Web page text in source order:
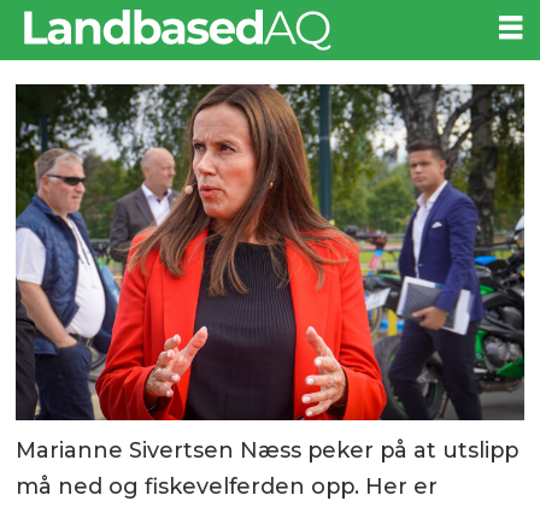
Marianne Sivertsen Næss peker på at utslipp
må ned og fiskevelferden opp. Her er